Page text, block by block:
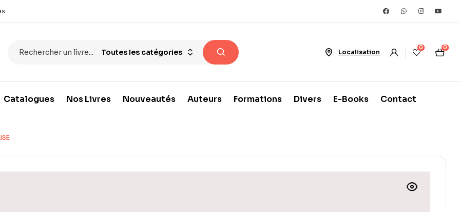
Toutes les catégories Localisation
0 0
Catalogues Nos Livres Nouveautés Auteurs Formations Divers E-Books Contact